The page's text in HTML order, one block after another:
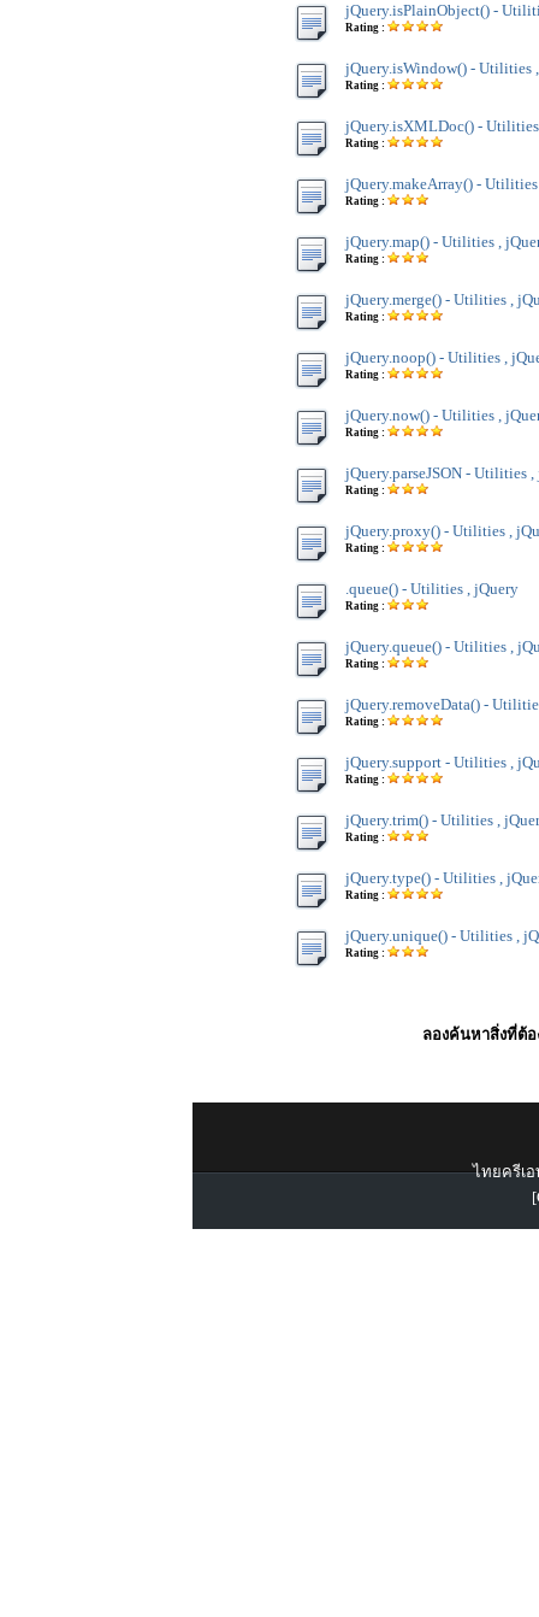
jQuery.isPlainObject() -
Rating :
jQuery.isWindow() - Utilities
Rating :
jQuery.isXMLDoc() -
Rating :
jQuery.makeArray() -
Rating :
jQuery.map() - Utilities ,
Rating :
jQuery.merge() - Utilities ,
Rating :
jQuery.noop() - Utilities ,
Rating :
jQuery.now() - Utilities ,
Rating :
jQuery.parseJSON - Utilities ,
Rating :
jQuery.proxy() - Utilities ,
Rating :
.queue() - Utilities , jQuery
Rating :
jQuery.queue() - Utilities ,
Rating :
jQuery.removeData() -
Rating :
jQuery.support - Utilities ,
Rating :
jQuery.trim() - Utilities ,
Rating :
jQuery.type() - Utilities ,
Rating :
jQuery.unique() - Utilities ,
Rating :
ลองค้นหาสิ่งที่ต้อ
ไทยครีเอ
[